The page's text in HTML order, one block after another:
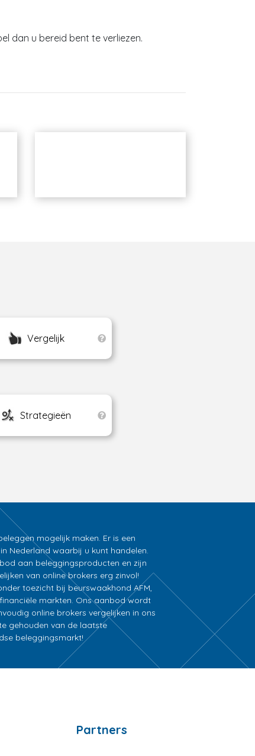
dan u bereid bent te verliezen.
Vergelijk
Strategieën
mogelijk maken. Er is een
Nederland waarbij u kunt handelen.
aan beleggingsproducten en zijn
van online brokers erg zinvol!
toezicht bij beurswaakhond AFM,
markten. Ons aanbod wordt
online brokers vergelijken in ons
gehouden van de laatste
beleggingsmarkt!
Partners